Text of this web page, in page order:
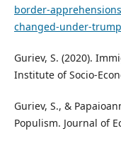
border-
changed-under-
Guriev, S. (2020).
Institute of Socio-
Guriev, S., &
Populism. Journal of